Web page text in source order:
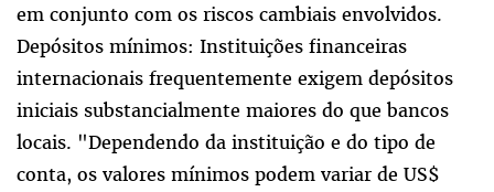
em conjunto com os riscos cambiais envolvidos.
Depósitos mínimos: Instituições financeiras
internacionais frequentemente exigem depósitos
iniciais substancialmente maiores do que bancos
locais. "Dependendo da instituição e do tipo de
conta, os valores mínimos podem variar de US$